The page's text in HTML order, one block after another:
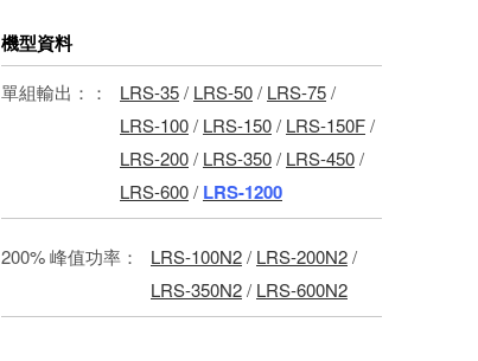
機型資料
單組輸出：： LRS-35/ LRS-50/ LRS-75/
LRS-100/ LRS-150/ LRS-150F/
LRS-200/ LRS-350/ LRS-450/
LRS-600/ LRS-1200
200% 峰值功率： LRS-100N2/ LRS-200N2/
LRS-350N2/ LRS-600N2